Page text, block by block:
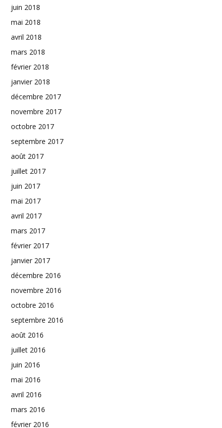
juin 2018
mai 2018
avril 2018
mars 2018
février 2018
janvier 2018
décembre 2017
novembre 2017
octobre 2017
septembre 2017
août 2017
juillet 2017
juin 2017
mai 2017
avril 2017
mars 2017
février 2017
janvier 2017
décembre 2016
novembre 2016
octobre 2016
septembre 2016
août 2016
juillet 2016
juin 2016
mai 2016
avril 2016
mars 2016
février 2016